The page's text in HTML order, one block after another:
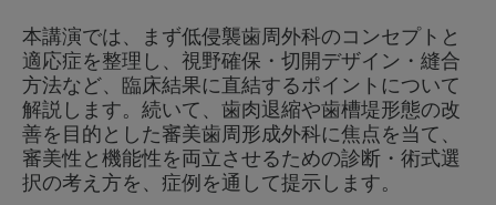
本講演では、まず低侵襲歯周外科のコンセプトと
適応症を整理し、視野確保・切開デザイン・縫合
方法など、臨床結果に直結するポイントについて
解説します。続いて、歯肉退縮や歯槽堤形態の改
善を目的とした審美歯周形成外科に焦点を当て、
審美性と機能性を両立させるための診断・術式選
択の考え方を、症例を通して提示します。